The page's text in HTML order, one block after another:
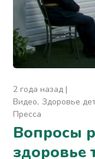
2 года назад
Видео Здоровье
Пресса
Вопросы
здоровье